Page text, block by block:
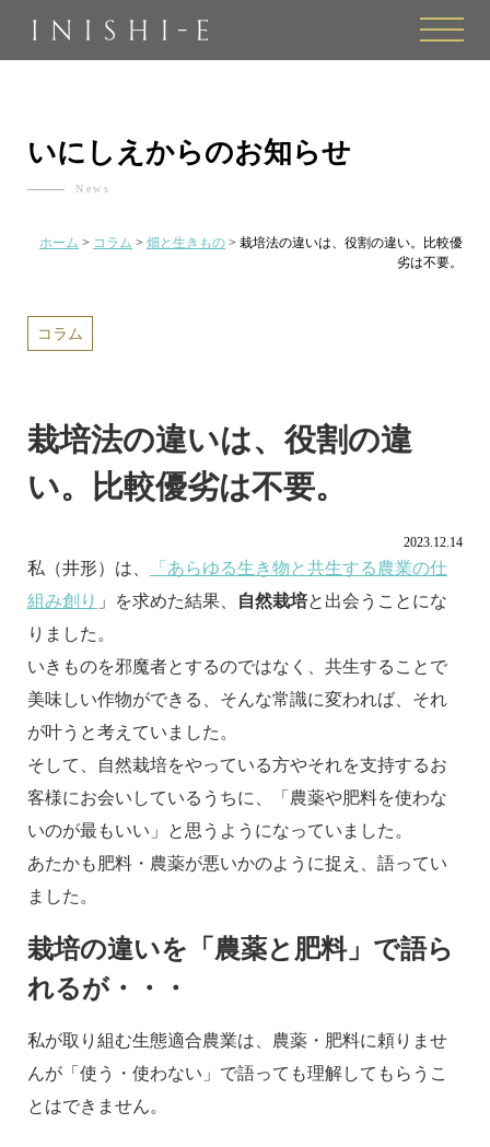
toggle
いにしえからのお知らせ
News
ホーム > コラム > 畑と生きもの > 栽培法の違いは、役割の違い。比較優
劣は不要。
コラム
栽培法の違いは、役割の違
い。比較優劣は不要。
2023.12.14
私（井形）は、
「あらゆる生き物と共生する農業の仕
組み創り 」を求めた結果、 自然栽培と出会うことにな
りました。
いきものを邪魔者とするのではなく、共生することで
美味しい作物ができる、そんな常識に変われば、それ
が叶うと考えていました。
そして、自然栽培をやっている方やそれを支持するお
客様にお会いしているうちに、「農薬や肥料を使わな
いのが最もいい」と思うようになっていました。
あたかも肥料・農薬が悪いかのように捉え、語ってい
ました。
栽培の違いを「農薬と肥料」で語ら
れるが・・・
私が取り組む生態適合農業は、農薬・肥料に頼りませ
んが「使う・使わない」で語っても理解してもらうこ
とはできません。